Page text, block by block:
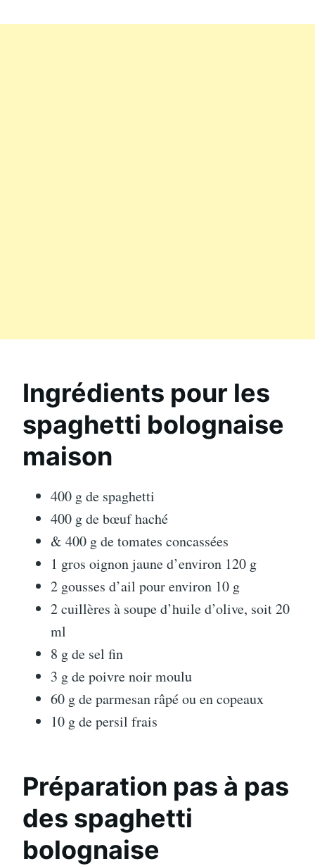
Ingrédients pour les
spaghetti bolognaise
maison
400 g de spaghetti
400 g de bœuf haché
& 400 g de tomates concassées
1 gros oignon jaune d’environ 120 g
2 gousses d’ail pour environ 10 g
2 cuillères à soupe d’huile d’olive, soit 20
ml
8 g de sel fin
3 g de poivre noir moulu
60 g de parmesan râpé ou en copeaux
10 g de persil frais
Préparation pas à pas
des spaghetti
bolognaise